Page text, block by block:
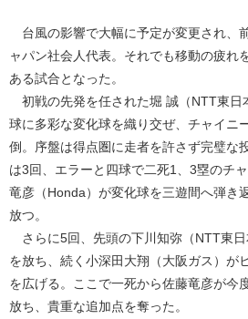
台風の影響で大幅に予定が変更され、
ャパン社会人代表。それでも移動の疲れ
ある試合となった。
初戦の先発を任された堀 誠（NTT東日
球に多彩な変化球を織り交ぜ、チャイニ
倒。序盤は得点圏に走者を許さず完璧な
は3回、エラーと四球で二死1、3塁のチ
竜彦（Honda）が変化球を三遊間へ弾き
放つ。
さらに5回、先頭の下川知弥（NTT東
を放ち、続く小深田大翔（大阪ガス）が
を広げる。ここで一死から佐藤竜彦が今
放ち、貴重な追加点を奪った。